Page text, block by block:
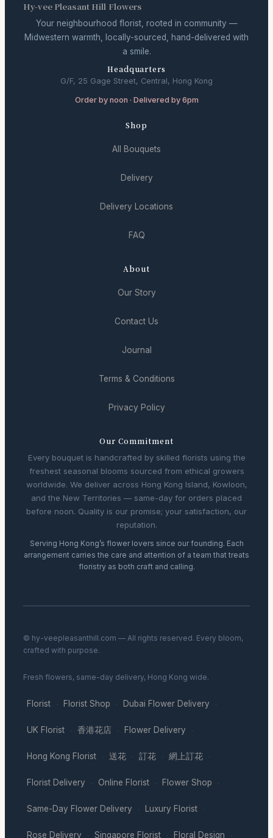
Hy-vee Pleasant Hill Flowers
Your neighbourhood florist, rooted in community —
Midwestern warmth, locally-sourced, hand-delivered with
a smile.
Headquarters
G/F, 25 Gage Street, Central, Hong Kong
Order by noon · Delivered by 6pm
Shop
All Bouquets
Delivery
Delivery Locations
FAQ
About
Our Story
Contact Us
Journal
Terms & Conditions
Privacy Policy
Our Commitment
Every bouquet is handcrafted by skilled florists using the
freshest seasonal blooms sourced from ethical growers
worldwide. We deliver across Hong Kong Island, Kowloon,
and the New Territories — same-day for orders placed
before noon. Quality is our promise; your satisfaction, our
reputation.
Serving Hong Kong’s flower lovers since our founding. Each
arrangement carries the care and attention of a team that treats
floristry as both craft and calling.
© hy-veepleasanthill.com — All rights reserved. Every bloom,
crafted with purpose.
Fresh flowers, same-day delivery, Hong Kong wide.
Florist · Florist Shop · Dubai Flower Delivery ·
UK Florist · 香港花店 · Flower Delivery ·
Hong Kong Florist · 送花 · 訂花 · 網上訂花 ·
Florist Delivery · Online Florist · Flower Shop ·
Same-Day Flower Delivery · Luxury Florist ·
Rose Delivery · Singapore Florist · Floral Design ·